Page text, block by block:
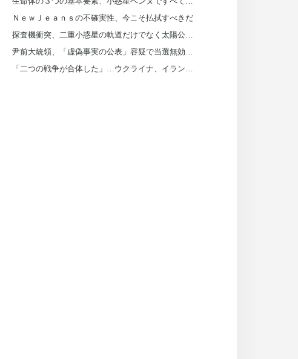
ＮｅｗＪｅａｎｓの不確実性、今こそ払拭すべきだ
探査機衝突、二重小惑星の軌道だけでなく太陽公転まで変えた
尹前大統領、「虚偽事実の公表」容疑で当選無効判決…確定すれば前与党は選挙費返還
「二つの戦争が合体した」…ウクライナ、イラン船を攻撃し「参戦」したわけは